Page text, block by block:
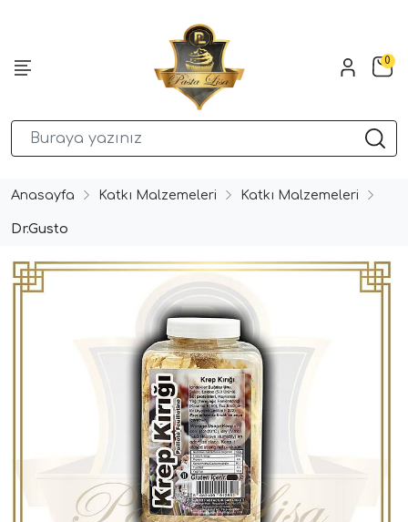
0
Anasayfa Katkı Malzemeleri Katkı Malzemeleri
Dr.Gusto